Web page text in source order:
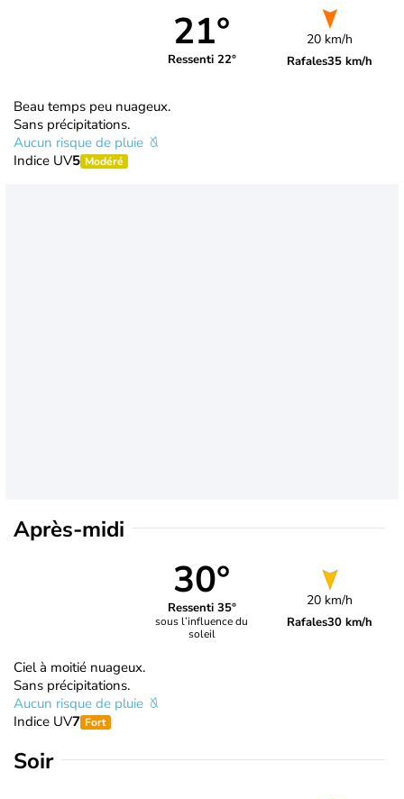
21°
Ressenti 22°
20 km/h
Rafales35 km/h
Beau temps peu nuageux.
Sans précipitations.
Aucun risque de pluie
Indice UV5 Modéré
Après-midi
30°
Ressenti 35°
sous l’influence du
soleil
20 km/h
Rafales30 km/h
Ciel à moitié nuageux.
Sans précipitations.
Aucun risque de pluie
Indice UV7 Fort
Soir